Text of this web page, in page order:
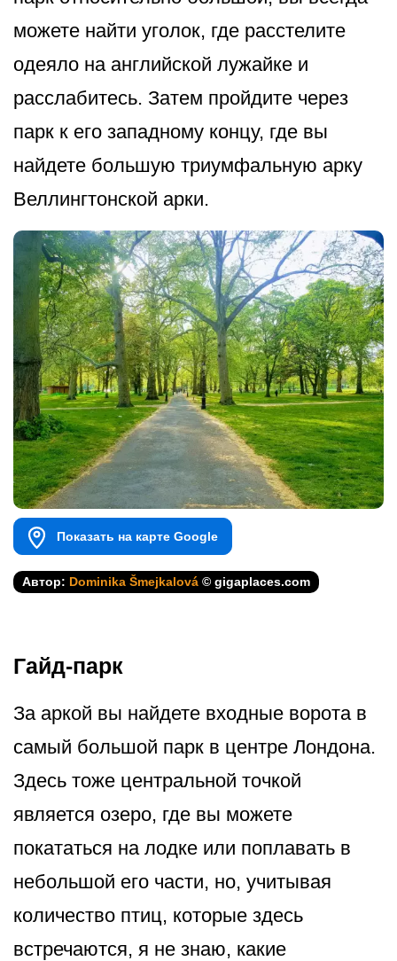
можете найти уголок, где расстелите
одеяло на английской лужайке и
расслабитесь. Затем пройдите через
парк к его западному концу, где вы
найдете большую триумфальную арку
Веллингтонско­й арки.
Показать на карте Google
Автор: Dominika Šmejkalová © gigaplaces.com
Гайд-парк
За аркой вы найдете входные ворота в
самый большой парк в центре Лондона.
Здесь тоже центральной точкой
является озеро, где вы можете
покататься на лодке или поплавать в
небольшой его части, но, учитывая
количество птиц, которые здесь
встречаются, я не знаю, какие